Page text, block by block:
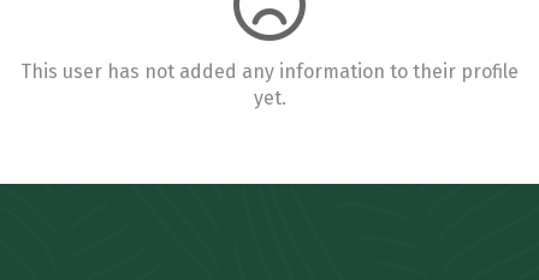
This user has not added any information to their profile
yet.